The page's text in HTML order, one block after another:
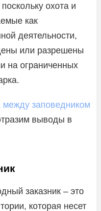
охота и
как
деятельности,
или разрешены
на ограниченных
между заповедником
выводы в
заказник – это
которая несет